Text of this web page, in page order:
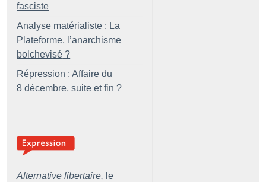
fasciste
Analyse matérialiste : La
Plateforme, l’anarchisme
bolchevisé ?
Répression : Affaire du
8 décembre, suite et fin ?
Alternative libertaire, le